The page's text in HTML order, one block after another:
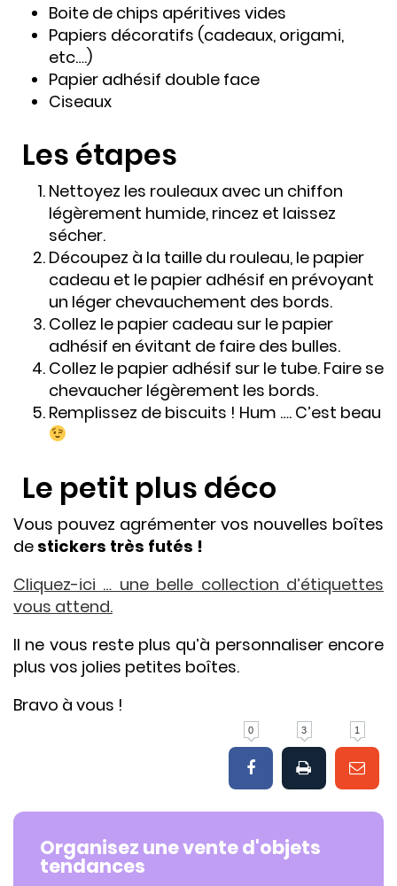
Boite de chips apéritives vides
Papiers décoratifs (cadeaux, origami,
etc….)
Papier adhésif double face
Ciseaux
Les étapes
Nettoyez les rouleaux avec un chiffon
légèrement humide, rincez et laissez
sécher.
Découpez à la taille du rouleau, le papier
cadeau et le papier adhésif en prévoyant
un léger chevauchement des bords.
Collez le papier cadeau sur le papier
adhésif en évitant de faire des bulles.
Collez le papier adhésif sur le tube. Faire se
chevaucher légèrement les bords.
Remplissez de biscuits ! Hum …. C’est beau
Le petit plus déco
Vous pouvez agrémenter vos nouvelles boîtes
de stickers très futés !
Cliquez-ici … une belle collection d’étiquettes
vous attend.
Il ne vous reste plus qu’à personnaliser encore
plus vos jolies petites boîtes.
Bravo à vous !
0 3 1
Organisez une vente d'objets
tendances